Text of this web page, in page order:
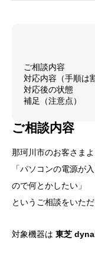
ご相談内容
対応内容（手順は
対応後の状態
補足（注意点）
ご相談内容
那珂川市のお客さまよ
「パソコンの電源が
ので何とかしたい」
というご相談をいただ
対象機器は 東芝